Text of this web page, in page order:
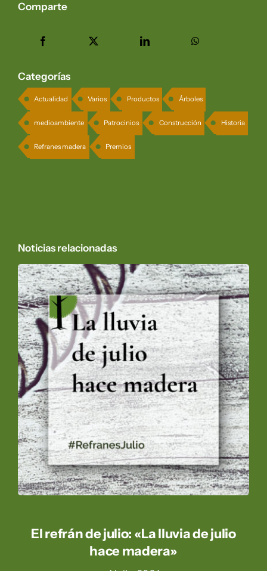
Comparte
Categorías
Actualidad Varios Productos Árboles
medioambiente Patrocinios Construcción Historia
Refranes madera Premios
Noticias relacionadas
El refrán de julio: «La lluvia de julio
hace madera»